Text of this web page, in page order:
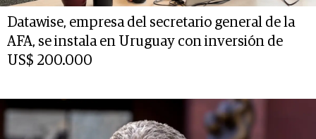
Datawise, empresa del secretario general de la
AFA, se instala en Uruguay con inversión de
US$ 200.000